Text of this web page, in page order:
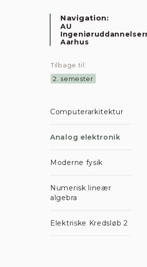
Navigation:
AU
Aarhus
Tilbage til:
2. semester
Computerarkitektur
Analog elektronik
Moderne fysik
Numerisk lineær
algebra
Elektriske Kredsløb 2